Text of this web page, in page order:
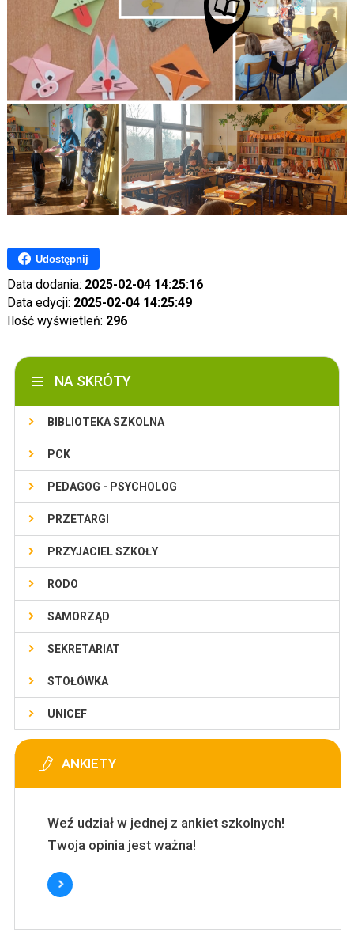
Udostępnij
Data dodania: 2025-02-04 14:25:16
Data edycji: 2025-02-04 14:25:49
Ilość wyświetleń: 296
NA SKRÓTY
BIBLIOTEKA SZKOLNA
PCK
PEDAGOG - PSYCHOLOG
PRZETARGI
PRZYJACIEL SZKOŁY
RODO
SAMORZĄD
SEKRETARIAT
STOŁÓWKA
UNICEF
ANKIETY
Weź udział w jednej z ankiet szkolnych!
Twoja opinia jest ważna!